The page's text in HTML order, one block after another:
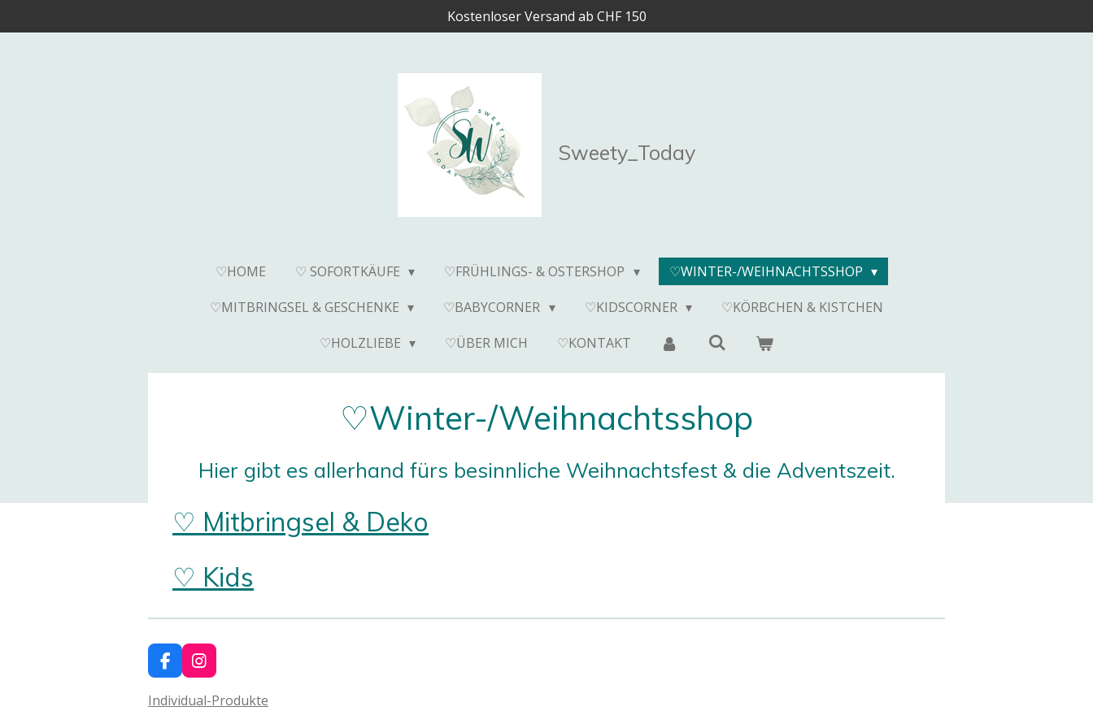
Hauptinhalt
Kostenloser Versand ab CHF 150
Sweety_Today
♡HOME ♡ SOFORTKÄUFE ♡FRÜHLINGS- & OSTERSHOP
♡WINTER-/WEIHNACHTSSHOP
♡MITBRINGSEL & GESCHENKE
♡BABYCORNER ♡KIDSCORNER
♡KÖRBCHEN & KISTCHEN
♡HOLZLIEBE
♡ÜBER MICH ♡KONTAKT
♡Winter-/Weihnachtsshop
Hier gibt es allerhand fürs besinnliche Weihnachtsfest & die Adventszeit.
♡ Mitbringsel & Deko
♡ Kids
F
a
c
e
I
n
s
t
Individual-Produkte